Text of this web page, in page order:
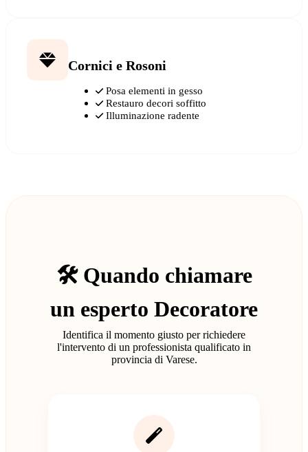
Cornici e Rosoni
Posa elementi in gesso
Restauro decori soffitto
Illuminazione radente
🛠️ Quando chiamare
un esperto Decoratore
Identifica il momento giusto per richiedere
l'intervento di un professionista qualificato in
provincia di Varese.